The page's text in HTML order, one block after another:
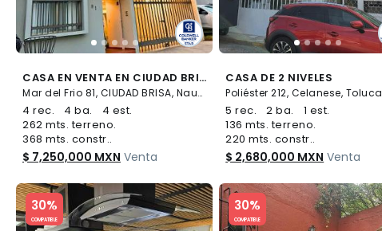
CASA EN VENTA EN CIUDAD BRISA NAUCALPAN, ESTADO DE MÉXICO
Mar del Frio 81, CIUDAD BRISA, Naucalpan de Juárez
4 rec. 4 ba.
4 est.
262 mts. terreno.
368 mts. constr..
$ 7,250,000 MXN Venta
CASA DE 2 NIVELES
Poliéster 212, Celanese, Toluca
5 rec. 2 ba.
1 est.
136 mts. terreno.
220 mts. constr..
$ 2,680,000 MXN Venta
30%
COMPATIBLE
Slide 1 of 5
30%
COMPATIBLE
Slide 1 of 5